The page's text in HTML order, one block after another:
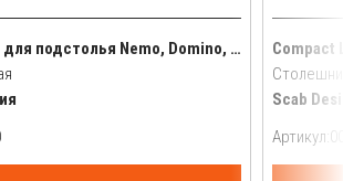
Compact Laminate для подстолья Nemo, Domino, Tiffany, Cross
Scab
Артикул: